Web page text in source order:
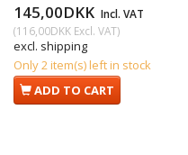
145,00DKK Incl. VAT
(116,00DKK Excl. VAT)
excl. shipping
Only 2 item(s) left in stock
ADD TO CART